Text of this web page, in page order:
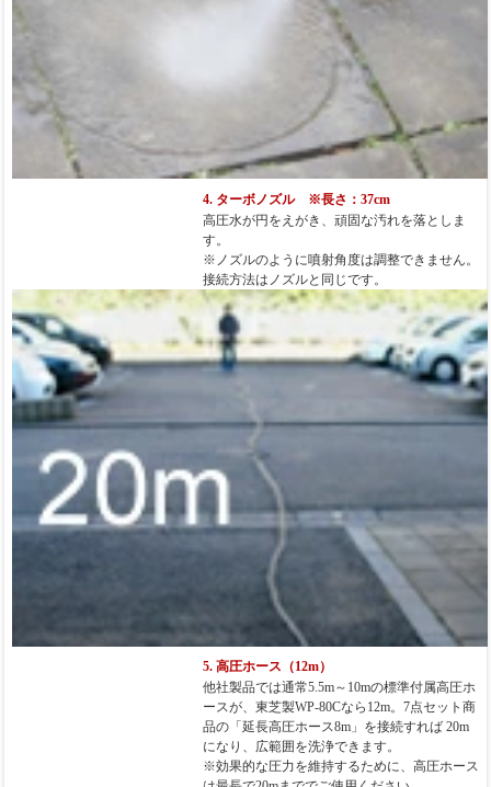
4. ターボノズル ※長さ：37cm
高圧水が円をえがき、頑固な汚れを落としま
す。
※ノズルのように噴射角度は調整できません。
接続方法はノズルと同じです。
5. 高圧ホース（12m）
他社製品では通常5.5m～10mの標準付属高圧ホ
ースが、東芝製WP-80Cなら12m。7点セット商
品の「延長高圧ホース8m」を接続すれば20m
になり、広範囲を洗浄できます。
※効果的な圧力を維持するために、高圧ホース